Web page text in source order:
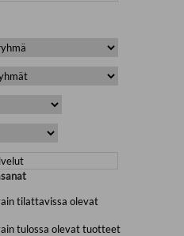
tilattavissa olevat
tulossa olevat tuotteet